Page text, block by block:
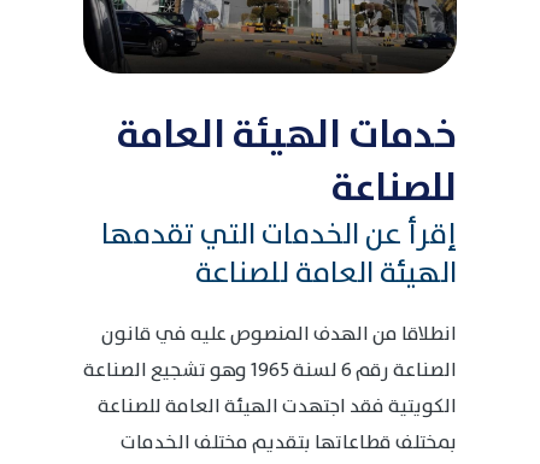
خدمات الهيئة العامة
للصناعة
إقرأ عن الخدمات التي تقدمها
الهيئة العامة للصناعة
انطلاقا من الهدف المنصوص عليه في قانون
الصناعة رقم 6 لسنة 1965 وهو تشجيع الصناعة
الكويتية فقد اجتهدت الهيئة العامة للصناعة
بمختلف قطاعاتها بتقديم مختلف الخدمات